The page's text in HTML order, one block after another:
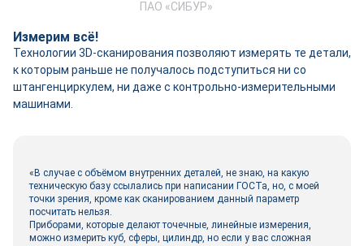
ПАО «СИБУР»
Измерим всё!
Технологии 3D-сканирования позволяют измерять те детали,
к которым раньше не получалось подступиться ни со
штангенциркулем, ни даже с контрольно-измерительными
машинами.
«В случае с объёмом внутренних деталей, не знаю, на какую
техническую базу ссылались при написании ГОСТа, но, с моей
точки зрения, кроме как сканированием данный параметр
посчитать нельзя.
Приборами, которые делают точечные, линейные измерения,
можно измерить куб, сферы, цилиндр, но если у вас сложная